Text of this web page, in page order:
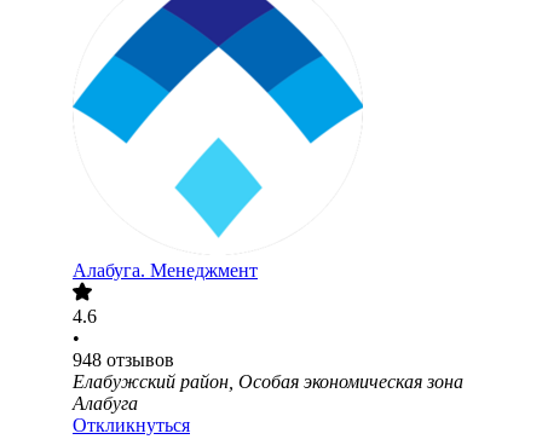
Алабуга. Менеджмент
4.6
•
948 отзывов
Елабужский район, Особая экономическая зона
Алабуга
Откликнуться